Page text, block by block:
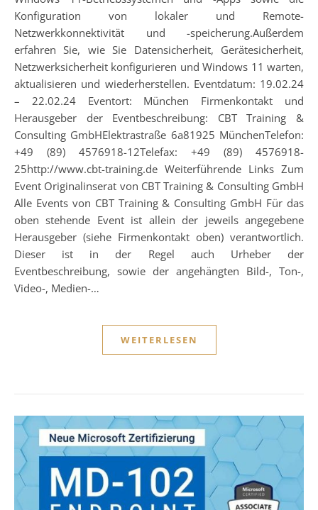
Konfiguration von lokaler und Remote-
Netzwerkkonnektivität und -speicherung.Außerdem
erfahren Sie, wie Sie Datensicherheit, Gerätesicherheit,
Netzwerksicherheit konfigurieren und Windows 11 warten,
aktualisieren und wiederherstellen. Eventdatum: 19.02.24
– 22.02.24 Eventort: München Firmenkontakt und
Herausgeber der Eventbeschreibung: CBT Training &
Consulting GmbHElektrastraße 6a81925 MünchenTelefon:
+49 (89) 4576918-12Telefax: +49 (89) 4576918-
25http://www.cbt-training.de Weiterführende Links Zum
Event Originalinserat von CBT Training & Consulting GmbH
Alle Events von CBT Training & Consulting GmbH Für das
oben stehende Event ist allein der jeweils angegebene
Herausgeber (siehe Firmenkontakt oben) verantwortlich.
Dieser ist in der Regel auch Urheber der
Eventbeschreibung, sowie der angehängten Bild-, Ton-,
Video-, Medien-…
WEITERLESEN